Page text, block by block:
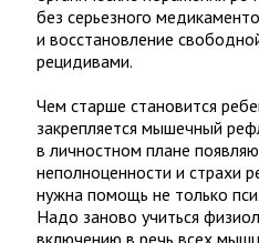
без серьезного
и восстановление
рецидивами.
Чем старше становится
закрепляется мышечный
в личностном плане
неполноценности и страхи
нужна помощь не только
Надо заново учиться
включению в речь всех